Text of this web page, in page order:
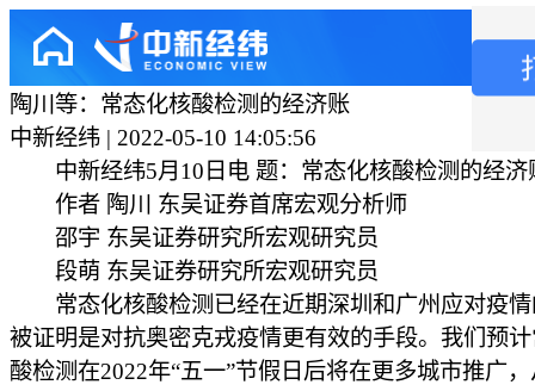
陶川等：常态化核酸检测的经济账
中新经纬 | 2022-05-10 14:05:56
中新经纬5月10日电 题：常态化核酸检测的经济
作者 陶川 东吴证券首席宏观分析师
邵宇 东吴证券研究所宏观研究员
段萌 东吴证券研究所宏观研究员
常态化核酸检测已经在近期深圳和广州应对疫情
被证明是对抗奥密克戎疫情更有效的手段。我们预
酸检测在2022年“五一”节假日后将在更多城市推广